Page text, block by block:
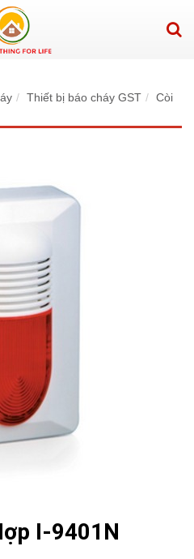
Thiết bị báo cháy GST
Còi
I-9401N